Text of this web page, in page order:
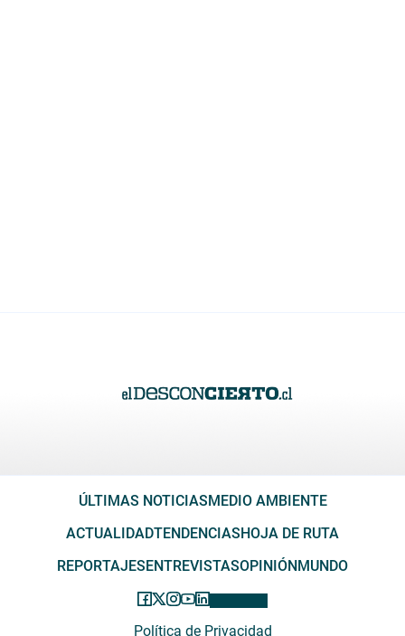
ÚLTIMAS NOTICIASMEDIO AMBIENTE
ACTUALIDADTENDENCIASHOJA DE RUTA
REPORTAJESENTREVISTASOPINIÓNMUNDO
Política de Privacidad